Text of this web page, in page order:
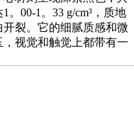
00-1。33 g/cm³，质地
裂。它的细腻质感和微
视觉和触觉上都带有一